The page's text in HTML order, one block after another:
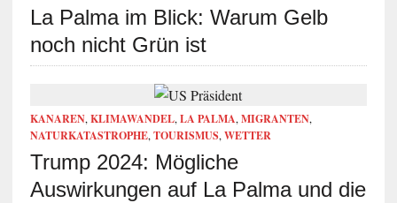
La Palma im Blick: Warum Gelb
noch nicht Grün ist
KANAREN, KLIMAWANDEL, LA PALMA, MIGRANTEN,
NATURKATASTROPHE, TOURISMUS, WETTER
Trump 2024: Mögliche
Auswirkungen auf La Palma und die